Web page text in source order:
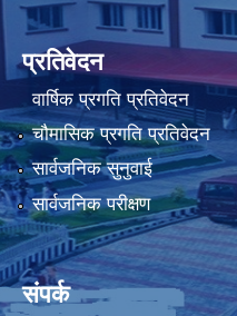
प्रतिवेदन
वार्षिक प्रगति प्रतिवेदन
चौमासिक प्रगति प्रतिवेदन
सार्वजनिक सुनुवाई
सार्वजनिक परीक्षण
संपर्क